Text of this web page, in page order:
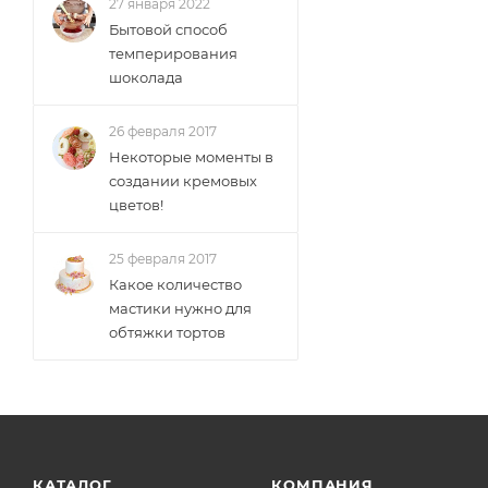
27 января 2022
Бытовой способ
темперирования
шоколада
26 февраля 2017
Некоторые моменты в
создании кремовых
цветов!
25 февраля 2017
Какое количество
мастики нужно для
обтяжки тортов